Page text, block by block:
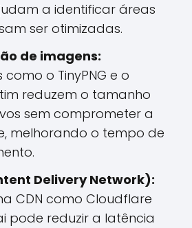
a identificar áreas
ser otimizadas.
de imagens:
o TinyPNG e o
reduzem o tamanho
sem comprometer a
melhorando o tempo de
Delivery Network):
CDN como Cloudflare
pode reduzir a latência